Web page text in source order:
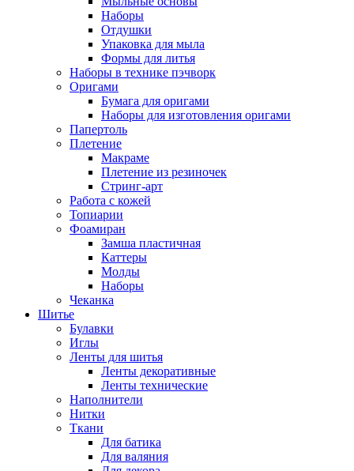
Наборы
Отдушки
Упаковка для мыла
Формы для литья
Наборы в технике пэчворк
Оригами
Бумага для оригами
Наборы для изготовления оригами
Папертоль
Плетение
Макраме
Плетение из резиночек
Стринг-арт
Работа с кожей
Топиарии
Фоамиран
Замша пластичная
Каттеры
Молды
Наборы
Чеканка
Шитье
Булавки
Иглы
Ленты для шитья
Ленты декоративные
Ленты технические
Наполнители
Нитки
Ткани
Для батика
Для валяния